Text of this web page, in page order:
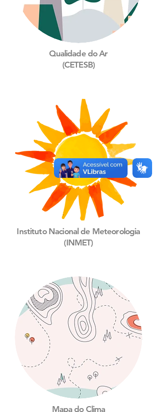
Qualidade do Ar
(CETESB)
Instituto Nacional de Meteorologia
(INMET)
Mapa do Clima